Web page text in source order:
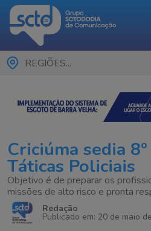
REGIÕES...
Criciúma sedia
Táticas Policiais
Objetivo é de preparar os
missões de alto risco e pronta
Redação
Publicado em: 20 de maio